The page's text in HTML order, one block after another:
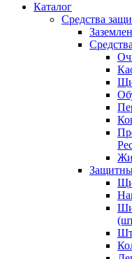
Каталог
Средства